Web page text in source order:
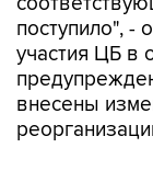
поступило", -
участия ЦБ в
внесены